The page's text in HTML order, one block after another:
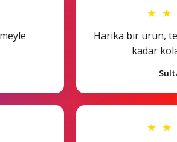
★ ★
Harika bir ürün,
kadar
★ ★